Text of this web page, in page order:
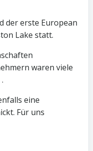
der erste European
Lake statt.
waren viele
eine
Für uns